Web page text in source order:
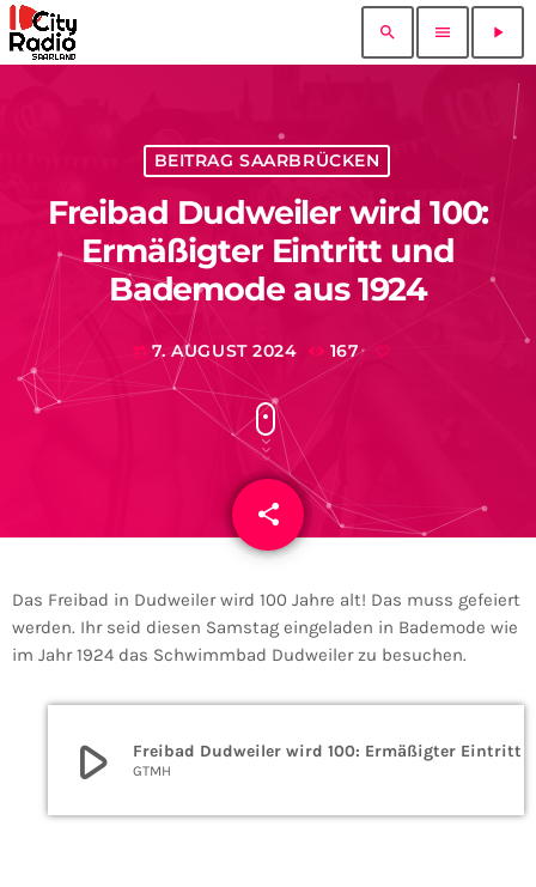
search menu play_arrow
BEITRAG SAARBRÜCKEN
Freibad Dudweiler wird 100:
Ermäßigter Eintritt und
Bademode aus 1924
today 7. AUGUST 2024 167
share
email
Das Freibad in Dudweiler wird 100 Jahre alt! Das muss gefeiert
werden. Ihr seid diesen Samstag eingeladen in Bademode wie
im Jahr 1924 das Schwimmbad Dudweiler zu besuchen.
play_arrow GTMH